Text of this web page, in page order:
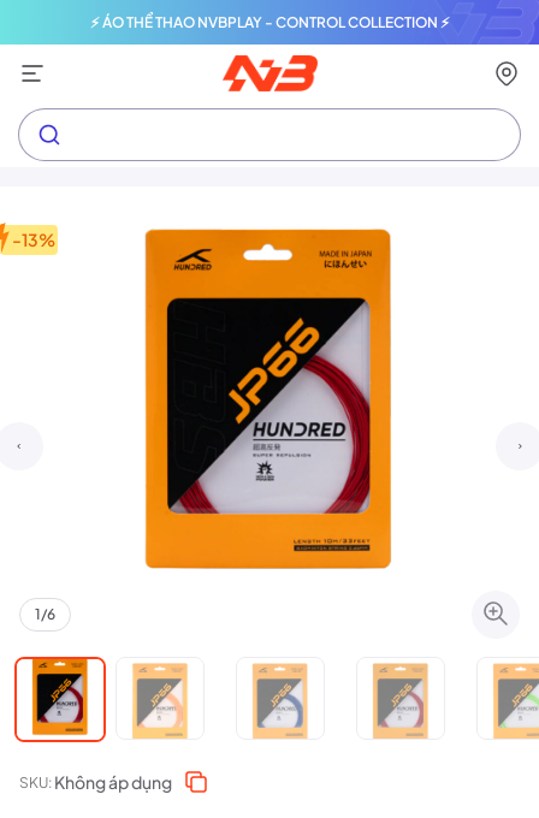
⚡ ÁO THỂ THAO NVBPLAY - CONTROL COLLECTION ⚡
-13%
1/6
SKU: Không áp dụng